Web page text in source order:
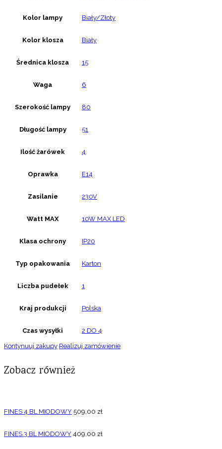
Kolor lampy Biały/Złoty
Kolor klosza Biały
Średnica klosza 15
Waga 6
Szerokość lampy 80
Długość lampy 51
Ilość żarówek 4
Oprawka E14
Zasilanie 230V
Watt MAX 10W MAX LED
Klasa ochrony IP20
Typ opakowania Karton
Liczba pudełek 1
Kraj produkcji Polska
Czas wysyłki 2 DO 4
Kontynuuj zakupy Realizuj zamówienie
Zobacz również
FINES 4 BL MIODOWY 509,00 zł
FINES 3 BL MIODOWY 409,00 zł